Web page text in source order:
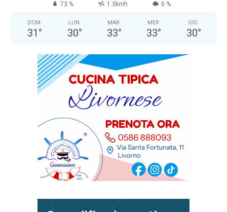
73 % 1.3kmh 0 %
DOM
31 °
LUN
30°
MAR
33°
MER
33°
GIO
30°